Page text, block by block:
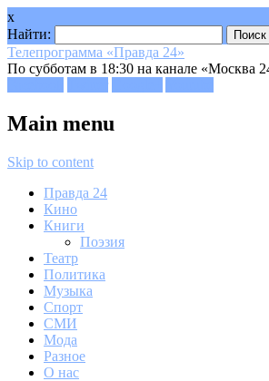
x
Найти:
Телепрограмма «Правда 24»
По субботам в 18:30 на канале «Москва
Main menu
Skip to content
Правда 24
Кино
Книги
Поэзия
Театр
Политика
Музыка
Спорт
СМИ
Мода
Разное
О нас